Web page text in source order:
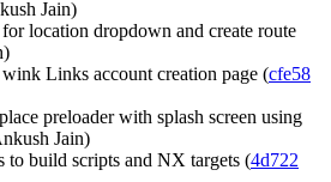
Jain)
location dropdown and create route
Links account creation page (cfe58
preloader with splash screen using
Jain)
to build scripts and NX targets (4d722